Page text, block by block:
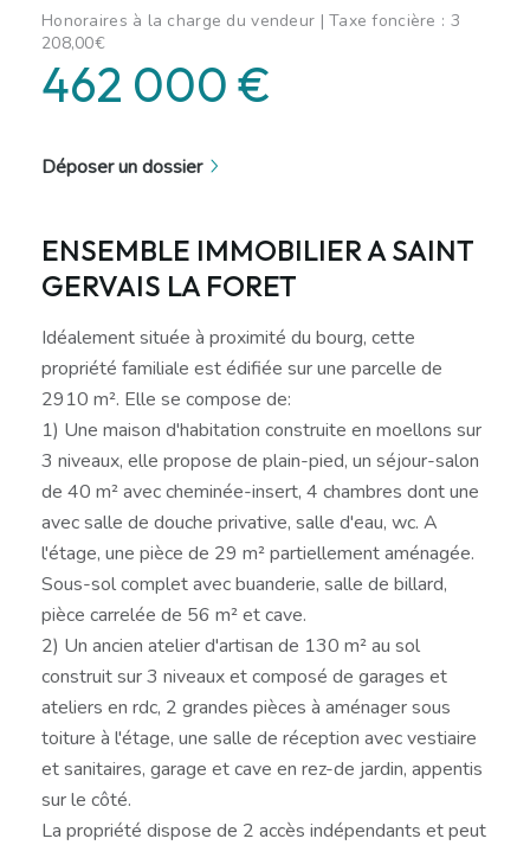
Honoraires à la charge du vendeur | Taxe foncière : 3
208,00€
462 000 €
Déposer un dossier
ENSEMBLE IMMOBILIER A SAINT
GERVAIS LA FORET
Idéalement située à proximité du bourg, cette
propriété familiale est édifiée sur une parcelle de
2910 m². Elle se compose de:
1) Une maison d'habitation construite en moellons sur
3 niveaux, elle propose de plain-pied, un séjour-salon
de 40 m² avec cheminée-insert, 4 chambres dont une
avec salle de douche privative, salle d'eau, wc. A
l'étage, une pièce de 29 m² partiellement aménagée.
Sous-sol complet avec buanderie, salle de billard,
pièce carrelée de 56 m² et cave.
2) Un ancien atelier d'artisan de 130 m² au sol
construit sur 3 niveaux et composé de garages et
ateliers en rdc, 2 grandes pièces à aménager sous
toiture à l'étage, une salle de réception avec vestiaire
et sanitaires, garage et cave en rez-de jardin, appentis
sur le côté.
La propriété dispose de 2 accès indépendants et peut